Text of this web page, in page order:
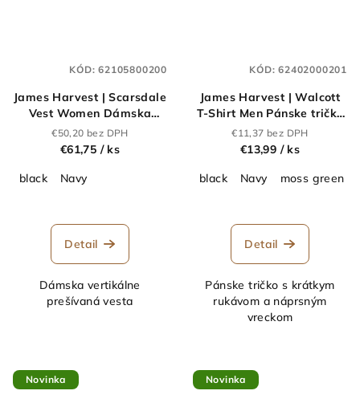
James Harvest | Scarsdale
Vest Women Dámska
prešívaná vesta_62.1058
€50,20 bez DPH
€61,75 / ks
black
Navy
Detail
Dámska vertikálne
prešívaná vesta
KÓD:62105800200
James Harvest | Walcott
T-Shirt Men Pánske tričko
"Two-Tone"_62.4020
€11,37 bez DPH
€13,99 / ks
black
Navy moss green
Detail
Pánske tričko s krátkym
rukávom a náprsným
vreckom
KÓD:62402000201
Novinka Novinka